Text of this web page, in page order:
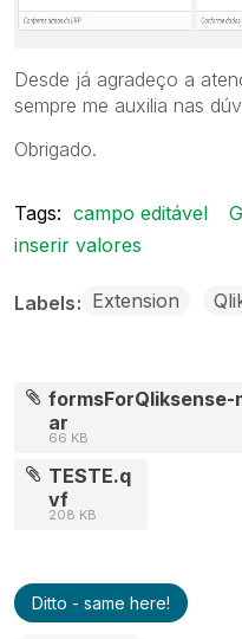
Desde já agradeço a
sempre me auxilia nas
Obrigado.
Tags: campo editável
inserir valores
Labels Extension
formsForQliksense-
ar
66 KB
TESTE.q
vf
208 KB
Ditto - same here!